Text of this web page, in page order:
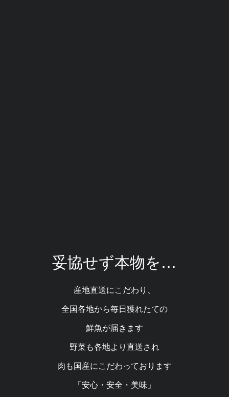
妥協せず本物を…
産地直送にこだわり、
全国各地から毎日獲れたての
鮮魚が届きます
野菜も各地より直送され
肉も国産にこだわっております
「安心・安全・美味」